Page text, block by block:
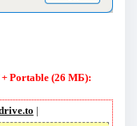
+ Portable (26 МБ):
|